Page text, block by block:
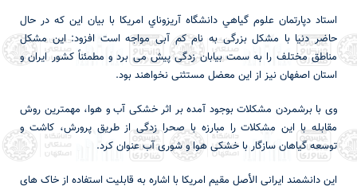
استاد دپارتمان علوم گياهي دانشگاه آريزوناي امريكا با بیان این که در حال
حاضر دنیا با مشکل بزرگی به نام کم آبی مواجه است افزود: این مشکل
مناطق مختلف را به سمت بیابان زدگی پیش می برد و مطمئناً کشور ایران و
استان اصفهان نیز از این معضل مستثنی نخواهند بود.
وی با برشمردن مشکلات بوجود آمده بر اثر خشکی آب و هوا، مهمترین روش
مقابله با این مشکلات را مبارزه با صحرا زدگی از طریق پرورش، کاشت و
توسعه گیاهان سازگار با خشکی هوا و شوری آب عنوان کرد.
این دانشمند ایرانی الأصل مقیم امریکا با اشاره به قابلیت استفاده از خاک های